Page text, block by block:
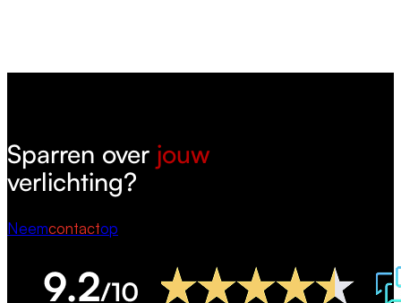
Sparren over jouw
verlichting?
Neemcontactop